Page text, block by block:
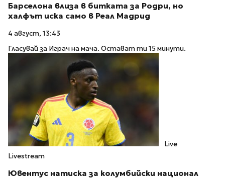
Барселона влиза в битката за Родри, но
халфът иска само в Реал Мадрид
4 август, 13:43
Гласувай за Играч на мача. Остават ти 15 минути.
Live
Livestream
Ювентус натиска за колумбийски национал